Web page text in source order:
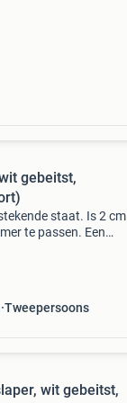
gebeitst,
staat. Is 2 cm
te passen. Een
Tweepersoons
wit gebeitst,